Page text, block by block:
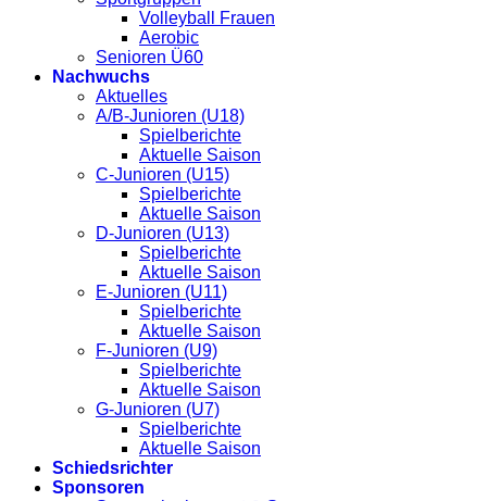
Volleyball Frauen
Aerobic
Senioren Ü60
Nachwuchs
Aktuelles
A/B-Junioren (U18)
Spielberichte
Aktuelle Saison
C-Junioren (U15)
Spielberichte
Aktuelle Saison
D-Junioren (U13)
Spielberichte
Aktuelle Saison
E-Junioren (U11)
Spielberichte
Aktuelle Saison
F-Junioren (U9)
Spielberichte
Aktuelle Saison
G-Junioren (U7)
Spielberichte
Aktuelle Saison
Schiedsrichter
Sponsoren